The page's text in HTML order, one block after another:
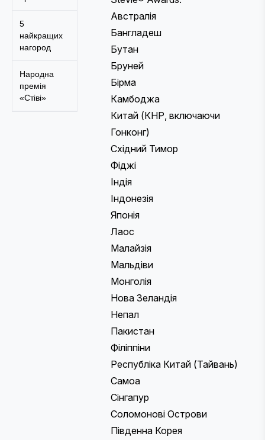
5
найкращих
нагород
Народна
премія
«Стіві»
Австралія
Бангладеш
Бутан
Бруней
Бірма
Камбоджа
Китай (КНР, включаючи
Гонконг)
Східний Тимор
Фіджі
Індія
Індонезія
Японія
Лаос
Малайзія
Мальдіви
Монголія
Нова Зеландія
Непал
Пакистан
Філіппіни
Республіка Китай (Тайвань)
Самоа
Сінгапур
Соломонові Острови
Південна Корея